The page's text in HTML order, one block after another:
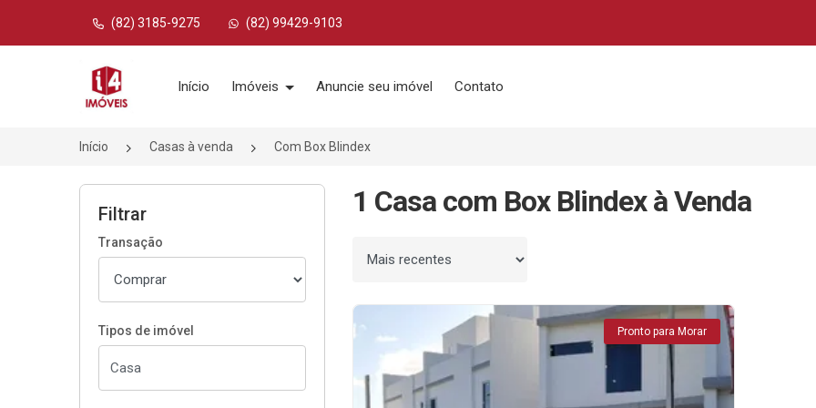
(82) 3185-9275 (82) 99429-9103
Página inicial
Início Imóveis Anuncie seu imóvel Contato
Início Casas à venda Com Box Blindex
Filtrar
Transação
Tipos de imóvel
1 Casa com Box Blindex à Venda
Ordenar por
Pronto para Morar